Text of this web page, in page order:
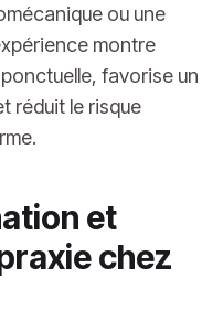
ou une
montre
favorise un
réduit le risque
et
chez